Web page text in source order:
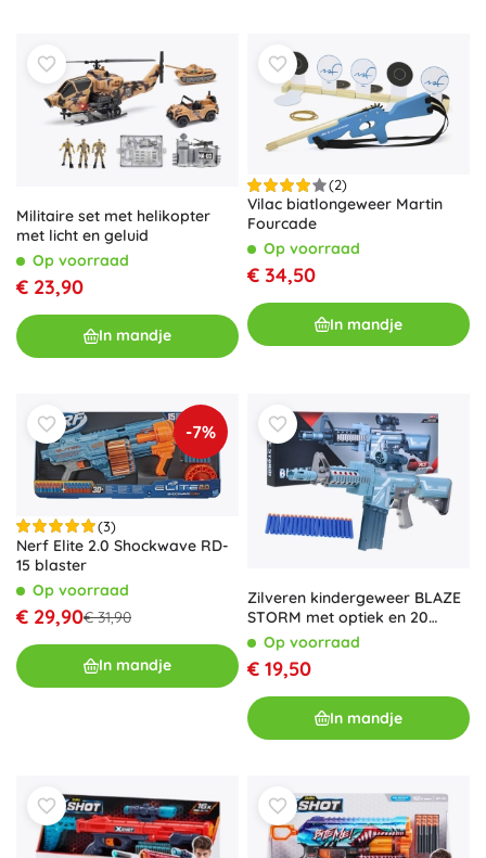
Militaire set met helikopter
met licht en geluid
Op voorraad
€ 23,90
In mandje
(2)
Vilac biatlongeweer Martin
Fourcade
Op voorraad
€ 34,50
In mandje
-7%
(3)
Nerf Elite 2.0 Shockwave RD-
15 blaster
Op voorraad
€ 29,90€ 31,90
In mandje
Zilveren kindergeweer BLAZE
STORM met optiek en 20
foamkogels, 6+
Op voorraad
€ 19,50
In mandje